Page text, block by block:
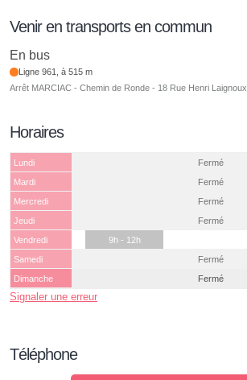
Venir en transports en commun
En bus
Ligne 961, à 515 m
Arrêt MARCIAC - Chemin de Ronde - 18 Rue Henri Laignoux
Horaires
Lundi
Fermé
Mardi
Fermé
Mercredi
Fermé
Jeudi
Fermé
Vendredi
9h - 12h
Samedi
Fermé
Dimanche
Fermé
Signaler une erreur
Téléphone